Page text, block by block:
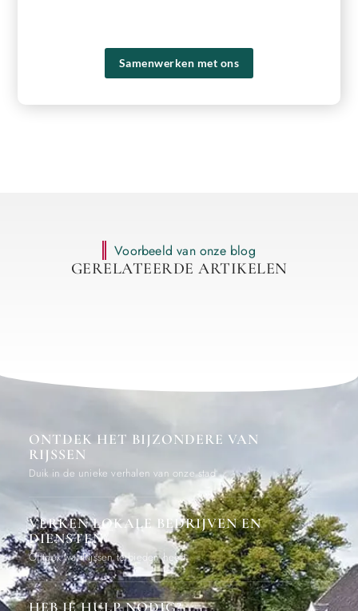
Samenwerken met ons
Voorbeeld van onze blog
GERELATEERDE ARTIKELEN
ONTDEK HET BIJZONDERE VAN
RIJSSEN
Duik in de unieke verhalen van onze stad
VERKEN LOKALE BEDRIJVEN EN
DIENSTEN
Ontdek wat Rijssen te bieden heeft
HEB JE HULP NODIG?